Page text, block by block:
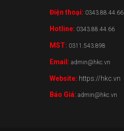
Điện thoại: 0343.88.44.66
Hotline: 0343.88.44.66
MST: 0311.543.898
Email: admin@hkc.vn
Website: https://hkc.vn
Báo Giá: admin@hkc.vn